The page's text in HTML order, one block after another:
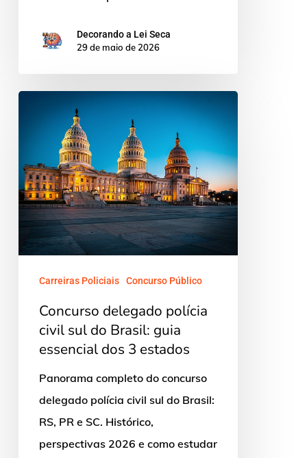
Decorando a Lei Seca
29 de maio de 2026
civil
sul
do
guia
essencial
Carreiras Policiais Concurso Público
Concurso delegado polícia
civil sul do Brasil: guia
essencial dos 3 estados
Panorama completo do concurso
delegado polícia civil sul do Brasil:
RS, PR e SC. Histórico,
perspectivas 2026 e como estudar